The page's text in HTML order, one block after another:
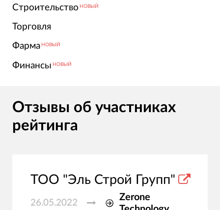
Строительство НОВЫЙ
Торговля
Фарма НОВЫЙ
Финансы НОВЫЙ
Отзывы об участниках
рейтинга
ТОО "Эль Строй Групп"
26.05.2022
Zerone